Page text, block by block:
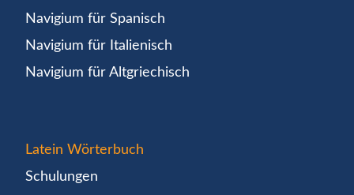
Navigium für Spanisch
Navigium für Italienisch
Navigium für Altgriechisch
Latein Wörterbuch
Schulungen